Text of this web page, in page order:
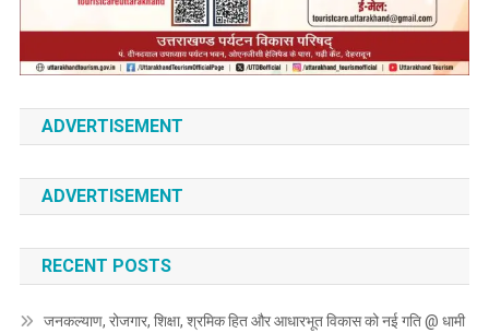
ADVERTISEMENT
ADVERTISEMENT
RECENT POSTS
जनकल्याण, रोजगार, शिक्षा, श्रमिक हित और आधारभूत विकास को नई गति @ धामी